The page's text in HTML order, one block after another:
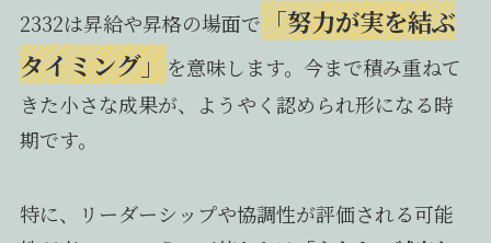
2332は昇給や昇格の場面で「努力が実を結ぶ
タイミング」を意味します。今まで積み重ねて
きた小さな成果が、ようやく認められ形になる時
期です。
特に、リーダーシップや協調性が評価される可能